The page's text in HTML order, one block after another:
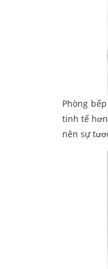
Phòng
tinh tế
nên sự